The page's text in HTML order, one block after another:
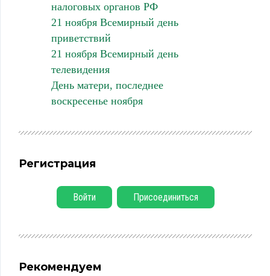
налоговых органов РФ
21 ноября Всемирный день
приветствий
21 ноября Всемирный день
телевидения
День матери, последнее
воскресенье ноября
Регистрация
Войти Присоединиться
Рекомендуем